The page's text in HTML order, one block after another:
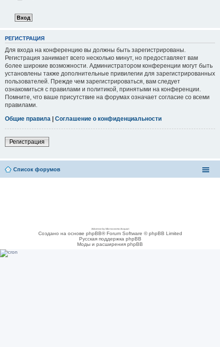
РЕГИСТРАЦИЯ
Для входа на конференцию вы должны быть зарегистрированы.
Регистрация занимает всего несколько минут, но предоставляет вам
более широкие возможности. Администратором конференции могут быть
установлены также дополнительные привилегии для зарегистрированных
пользователей. Прежде чем зарегистрироваться, вам следует
ознакомиться с правилами и политикой, принятыми на конференции.
Помните, что ваше присутствие на форумах означает согласие со всеми
правилами.
Общие правила | Соглашение о конфиденциальности
Регистрация
Список форумов
Adsense by Microcosmo Acquari
Создано на основе phpBB® Forum Software © phpBB Limited
Русская поддержка phpBB
Моды и расширения phpBB